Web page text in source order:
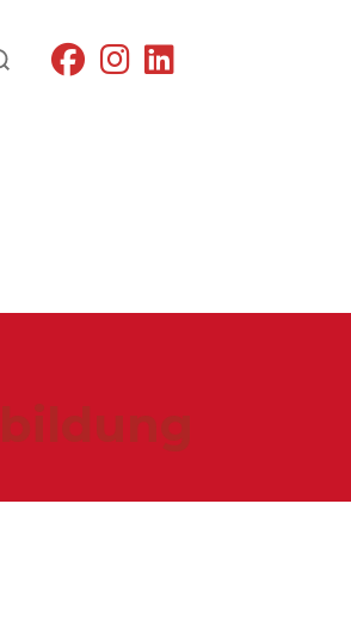
fab
fa-
fab
fa-
bildung